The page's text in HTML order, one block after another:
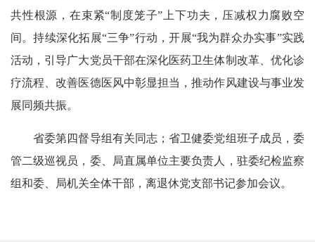
共性根源，在束紧“制度笼子”上下功夫，压减权力腐败空
间。持续深化拓展“三争”行动，开展“我为群众办实事”实践
活动，引导广大党员干部在深化医药卫生体制改革、优化诊
疗流程、改善医德医风中彰显担当，推动作风建设与事业发
展同频共振。
省委第四督导组有关同志；省卫健委党组班子成员，委
管二级巡视员，委、局直属单位主要负责人，驻委纪检监察
组和委、局机关全体干部，离退休党支部书记参加会议。